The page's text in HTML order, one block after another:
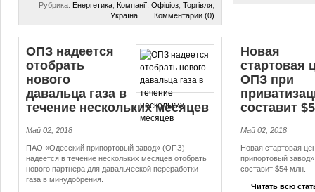
Рубрика: Енергетика Компанії Офіціоз Торгівля
Україна
Комментарии (0)
ОПЗ надеется
отобрать
нового
давальца газа в
течение нескольких месяцев
Май 02, 2018
ПАО «Одесский припортовый завод» (ОПЗ)
надеется в течение нескольких месяцев отобрать
нового партнера для давальческой переработки
газа в минудобрения.
Новая
стартовая
ОПЗ при
составит
Май 02, 2018
Новая стартовая
припортовый
составит $54 млн.
Читать всю